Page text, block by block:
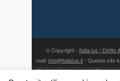
© Copyright - Italia ius | Diritto
mail: info@italiaius.it- Questo sito
Giuridico Veneto s.a.s. di